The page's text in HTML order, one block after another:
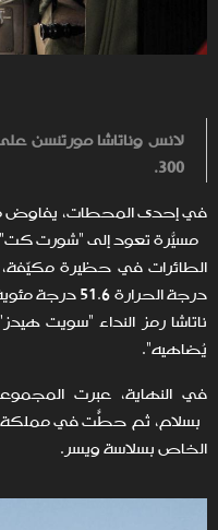
300.
في إحدى المحطات، يفاوض
مسيّرة تعود إلى "شورت
الطائرات في حظيرة
درجة
ناتاشا رمز النداء "سويت
يُضاهيه".
في النهاية، عبرت
بسلام، ثم حطّت في مملكة
الخاص بسلاسة ويسر.